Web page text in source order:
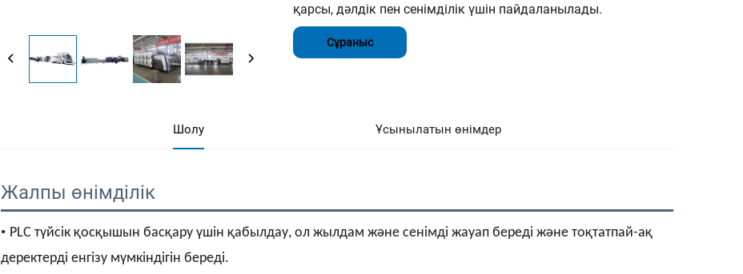
қарсы, дәлдік пен сенімділік үшін пайдаланылады.
Сұраныс
Шолу Ұсынылатын өнімдер
Жалпы өнімділік
• PLC түйсік қосқышын басқару үшін қабылдау, ол жылдам және сенімді жауап береді және тоқтатпай-ақ
деректерді енгізу мүмкіндігін береді.